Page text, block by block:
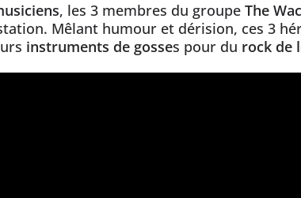
, les 3 membres du groupe The
Mêlant humour et dérision, ces 3
instruments de gosses pour du rock de